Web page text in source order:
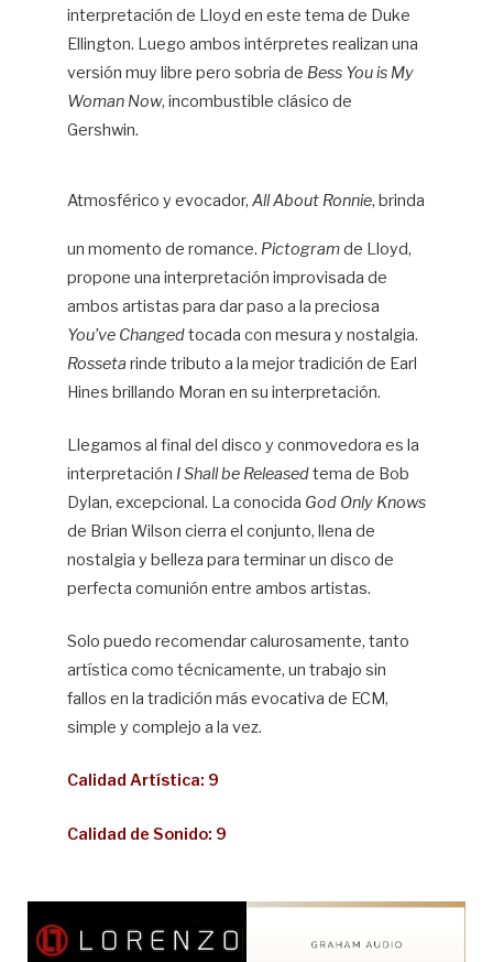
interpretación de Lloyd en este tema de Duke
Ellington. Luego ambos intérpretes realizan una
versión muy libre pero sobria de Bess You is My
Woman Now, incombustible clásico de
Gershwin.
Atmosférico y evocador, All About Ronnie, brinda
un momento de romance. Pictogramde Lloyd,
propone una interpretación improvisada de
ambos artistas para dar paso a la preciosa
You’ve Changedtocada con mesura y nostalgia.
Rosseta rinde tributo a la mejor tradición de Earl
Hines brillando Moran en su interpretación.
Llegamos al final del disco y conmovedora es la
interpretación I Shall be Releasedtema de Bob
Dylan, excepcional. La conocida God Only Knows
de Brian Wilson cierra el conjunto, llena de
nostalgia y belleza para terminar un disco de
perfecta comunión entre ambos artistas.
Solo puedo recomendar calurosamente, tanto
artística como técnicamente, un trabajo sin
fallos en la tradición más evocativa de ECM,
simple y complejo a la vez.
Calidad Artística: 9
Calidad de Sonido: 9